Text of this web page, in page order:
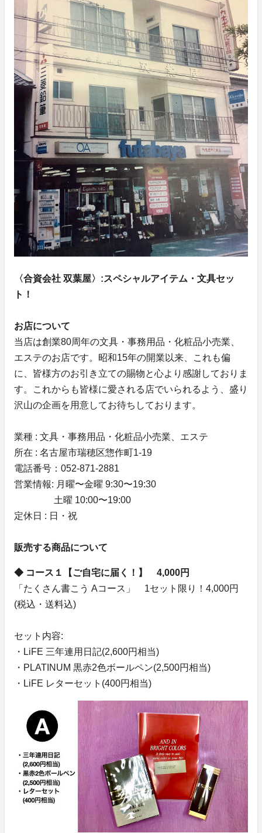
〈合資会社 双葉屋〉:スペシャルアイテム・文具セッ
ト！
お店について
当店は創業80周年の文具・事務用品・化粧品小売業、
エステのお店です。昭和15年の開業以来、これも偏
に、皆様方のお引き立ての賜物と心より感謝しておりま
す。これからも皆様に愛される店でいられるよう、盛り
沢山の企画を用意してお待ちしております。
業種 : 文具・事務用品・化粧品小売業、エステ
所在 : 名古屋市瑞穂区惣作町1-19
電話番号：052-871-2881
営業情報: 月曜〜金曜 9:30〜19:30
土曜 10:00〜19:00
定休日 : 日・祝
販売する商品について
◆ コース１【ご自宅に届く！】 4,000円
「たくさん書こう Aコース」 1セット限り！4,000円
(税込・送料込)
セット内容:
・LiFE 三年連用日記(2,600円相当)
・PLATINUM 黒赤2色ボールペン(2,500円相当)
・LiFE レターセット(400円相当)